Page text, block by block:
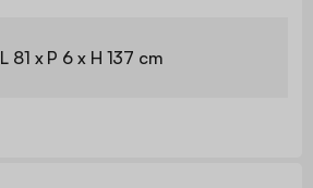
L 81 x P 6 x H 137 cm